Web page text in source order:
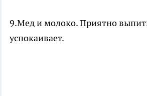
9.Мед и молоко. Приятно
успокаивает.